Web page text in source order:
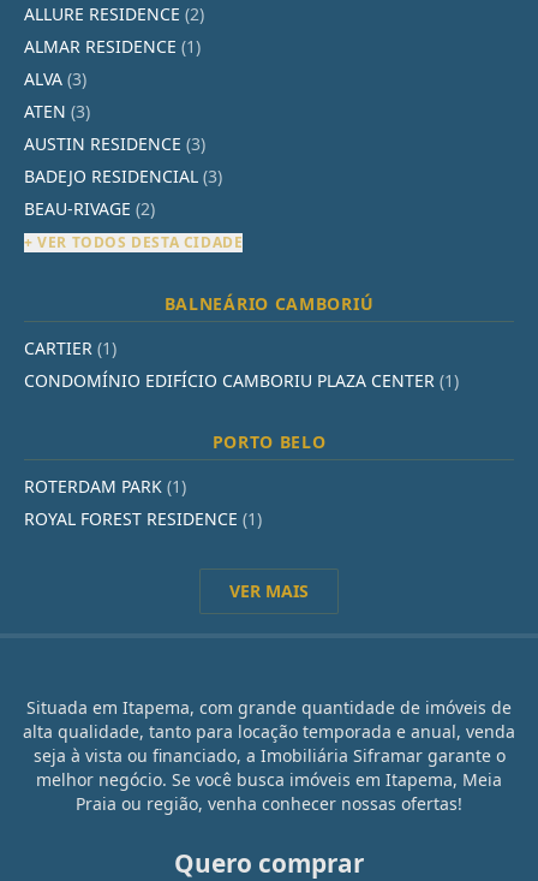
ALLURE RESIDENCE (2)
ALMAR RESIDENCE (1)
ALVA (3)
ATEN (3)
AUSTIN RESIDENCE (3)
BADEJO RESIDENCIAL (3)
BEAU-RIVAGE (2)
+ VER TODOS DESTA CIDADE
BALNEÁRIO CAMBORIÚ
CARTIER (1)
CONDOMÍNIO EDIFÍCIO CAMBORIU PLAZA CENTER (1)
PORTO BELO
ROTERDAM PARK (1)
ROYAL FOREST RESIDENCE (1)
VER MAIS
Situada em Itapema, com grande quantidade de imóveis de
alta qualidade, tanto para locação temporada e anual, venda
seja à vista ou financiado, a Imobiliária Siframar garante o
melhor negócio. Se você busca imóveis em Itapema, Meia
Praia ou região, venha conhecer nossas ofertas!
Quero comprar